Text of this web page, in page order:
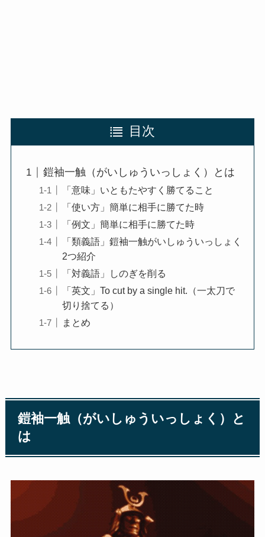
目次
鎧袖一触（がいしゅういっしょく）とは
「意味」いともたやすく勝てること
「使い方」簡単に相手に勝てた時
「例文」簡単に相手に勝てた時
「類義語」鎧袖一触がいしゅういっしょく
2つ紹介
「対義語」しのぎを削る
「英文」To cut by a single hit.（一太刀で
切り捨てる）
まとめ
鎧袖一触（がいしゅういっしょく）と
は